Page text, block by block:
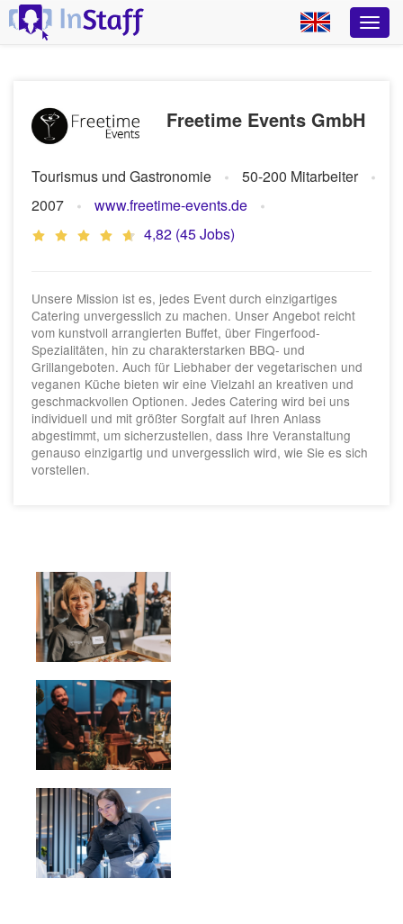
Freetime Events GmbH
Tourismus und Gastronomie
50-200 Mitarbeiter
2007
www.freetime-events.de
4,82 (45 Jobs)
Unsere Mission ist es, jedes Event durch einzigartiges
Catering unvergesslich zu machen. Unser Angebot reicht
vom kunstvoll arrangierten Buffet, über Fingerfood-
Spezialitäten, hin zu charakterstarken BBQ- und
Grillangeboten. Auch für Liebhaber der vegetarischen und
veganen Küche bieten wir eine Vielzahl an kreativen und
geschmackvollen Optionen. Jedes Catering wird bei uns
individuell und mit größter Sorgfalt auf Ihren Anlass
abgestimmt, um sicherzustellen, dass Ihre Veranstaltung
genauso einzigartig und unvergesslich wird, wie Sie es sich
vorstellen.